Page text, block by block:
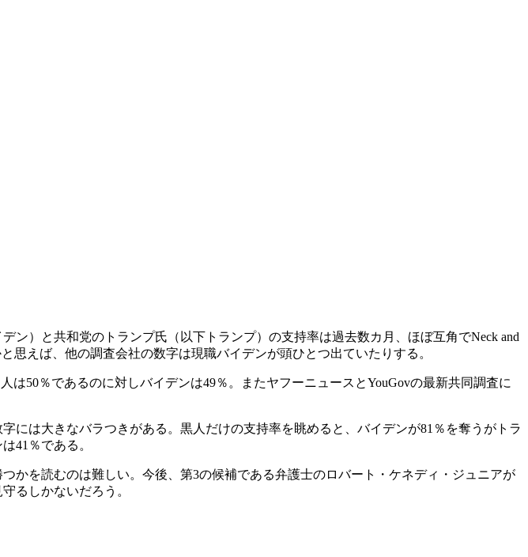
）と共和党のトランプ氏（以下トランプ）の支持率は過去数カ月、ほぼ互角でNeck and
えば、他の調査会社の数字は現職バイデンが頭ひとつ出ていたりする。
50％であるのに対しバイデンは49％。またヤフーニュースとYouGovの最新共同調査に
には大きなバラつきがある。黒人だけの支持率を眺めると、バイデンが81％を奪うがトラ
41％である。
かを読むのは難しい。今後、第3の候補である弁護士のロバート・ケネディ・ジュニアが
るしかないだろう。